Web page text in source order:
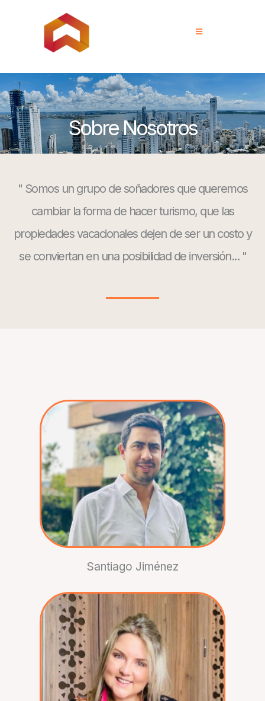
Sobre Nosotros
" Somos un grupo de soñadores que queremos
cambiar la forma de hacer turismo, que las
propiedades vacacionales dejen de ser un costo y
se conviertan en una posibilidad de inversión... "
Santiago Jiménez